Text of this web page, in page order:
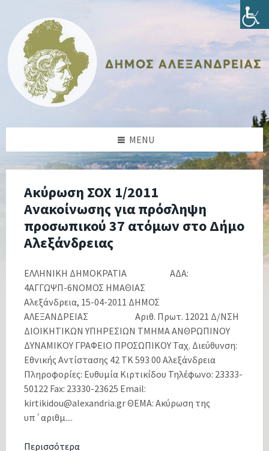
content
sidebar
sidebar
footer
MENU
Ακύρωση ΣΟΧ 1/2011
Ανακοίνωσης για πρόσληψη
προσωπικού 37 ατόμων στο Δήμο
Αλεξάνδρειας
ΕΛΛΗΝΙΚΗ ΔΗΜΟΚΡΑΤΙΑ ΑΔΑ:
4ΑΓΓΩΨΠ-6ΝΟΜΟΣ ΗΜΑΘΙΑΣ
Αλεξάνδρεια, 15-04-2011 ΔΗΜΟΣ
ΑΛΕΞΑΝΔΡΕΙΑΣ Αριθ. Πρωτ. 12021 Δ/ΝΣΗ
ΔΙΟΙΚΗΤΙΚΩΝ ΥΠΗΡΕΣΙΩΝ ΤΜΗΜΑ ΑΝΘΡΩΠΙΝΟΥ
ΔΥΝΑΜΙΚΟΥ ΓΡΑΦΕΙΟ ΠΡΟΣΩΠΙΚΟΥ Ταχ. Διεύθυνση:
Εθνικής Αντίστασης 42 ΤΚ 593 00 Αλεξάνδρεια
Πληροφορίες: Ευθυμία Κιρτικίδου Τηλέφωνο: 23333-
50122 Fax: 23330-23625 Email:
kirtikidou@alexandria.gr ΘΕΜΑ: Ακύρωση της
υπ΄αριθμ....
Περισσότερα